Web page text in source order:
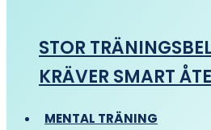
STOR
KRÄVER SMART
MENTAL TRÄNING